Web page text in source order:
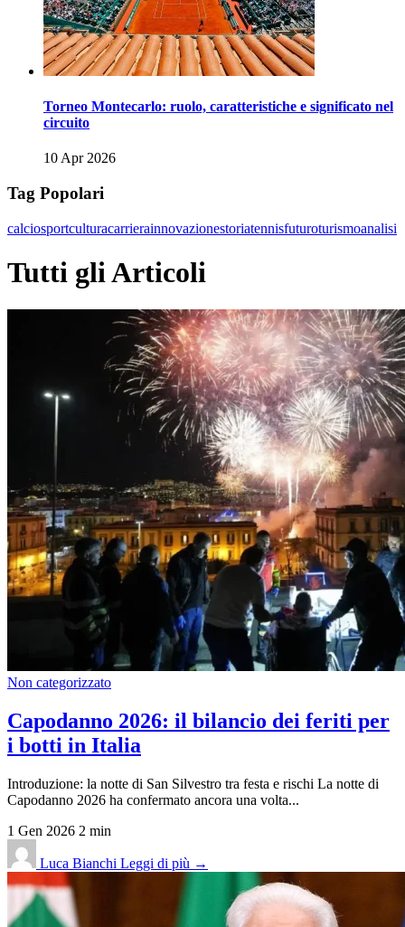
Torneo Montecarlo: ruolo, caratteristiche e significato nel
circuito
10 Apr 2026
Tag Popolari
calciosportculturacarrierainnovazionestoriatennisfuturoturismoanalisi
Tutti gli Articoli
Non categorizzato
Capodanno 2026: il bilancio dei feriti per
i botti in Italia
Introduzione: la notte di San Silvestro tra festa e rischi La notte di
Capodanno 2026 ha confermato ancora una volta...
1 Gen 2026 2 min
Luca Bianchi Leggi di più →